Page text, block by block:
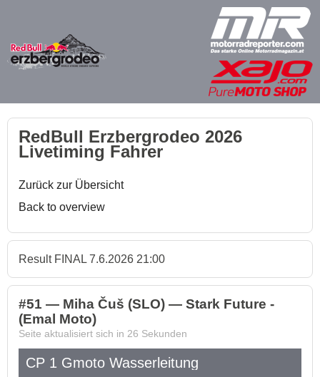
RedBull Erzbergrodeo 2026
Livetiming Fahrer
Zurück zur Übersicht
Back to overview
Result FINAL 7.6.2026 21:00
#51 — Miha Čuš (SLO) — Stark Future -
(Emal Moto)
Seite aktualisiert sich in 26 Sekunden
CP 1 Gmoto Wasserleitung